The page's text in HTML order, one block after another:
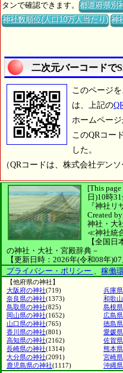
タンで確認できます。都道府県別
神社数順位(人口10万人当たり) 神
二次元バーコードで
このページ
は、上記の
ホームページ
このQRコー
した。
（QRコードは、株式会社デン
[This
日)10時
『神社リ
Created by
神社・大
≪神社統
【全国日
の神社・大社・宮殿辞典－
【更新日時：2026年(令和08年
プライバシー・ポリシー 、 稼働
【他府県の神社】
大阪府の神社(719) 兵庫
奈良県の神社(1373) 和歌
鳥取県の神社(825) 島根
岡山県の神社(1652) 広島
山口県の神社(765) 徳島
香川県の神社(801) 愛媛
高知県の神社(2162) 佐賀
長崎県の神社(1314) 熊本
大分県の神社(2091) 宮崎
鹿児島県の神社(1117) 沖縄